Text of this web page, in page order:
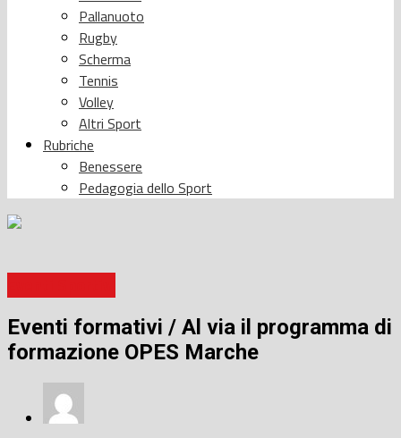
Pallanuoto
Rugby
Scherma
Tennis
Volley
Altri Sport
Rubriche
Benessere
Pedagogia dello Sport
Eventi formativi / Al via il programma di
formazione OPES Marche